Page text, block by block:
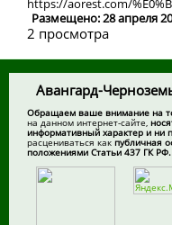
https://aorest.com/
Размещено: 28 апреля
2 просмотра
Авангард-
Обращаем ваше внимание на
на данном интернет-сайте,
информативный характер и ни
расцениваться какпубличная
положениями Статьи 437 ГК РФ.